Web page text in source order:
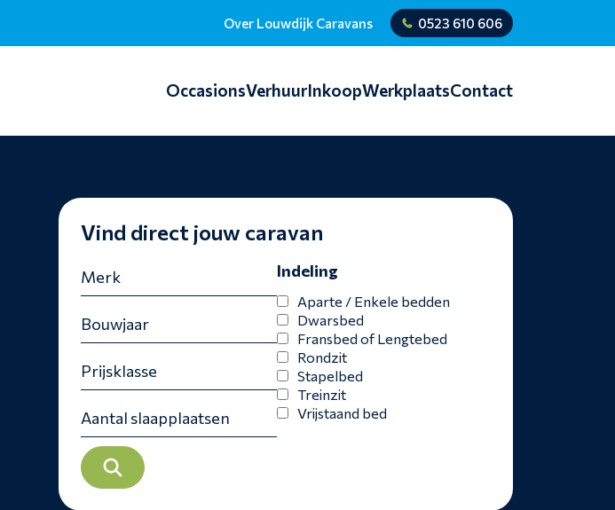
Over Louwdijk Caravans 0523 610 606
OccasionsVerhuurInkoopWerkplaatsContact
Vind direct jouw caravan
Indeling
Aparte / Enkele bedden
Dwarsbed
Fransbed of Lengtebed
Rondzit
Stapelbed
Treinzit
Vrijstaand bed